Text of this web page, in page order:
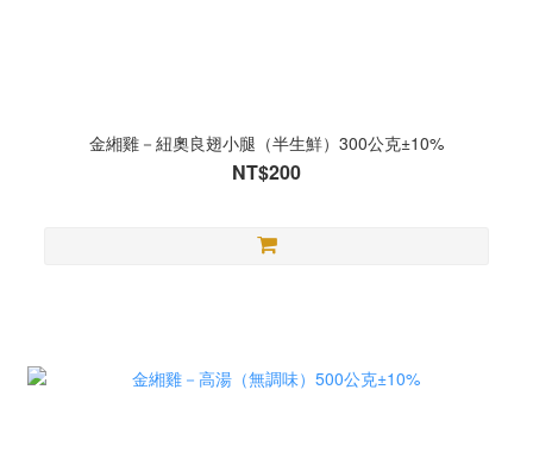
金緗雞－紐奧良翅小腿（半生鮮）300公克±10%
NT$200